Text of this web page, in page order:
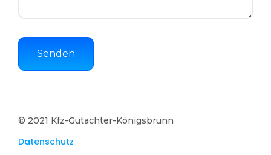
Senden
© 2021 Kfz-Gutachter-Königsbrunn
Datenschutz